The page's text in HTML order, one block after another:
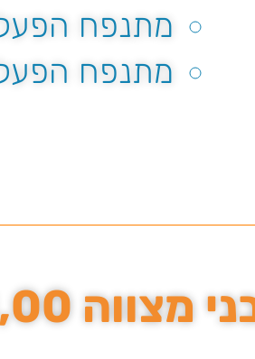
מתנפח
מתנפח
18,00 ש״ח